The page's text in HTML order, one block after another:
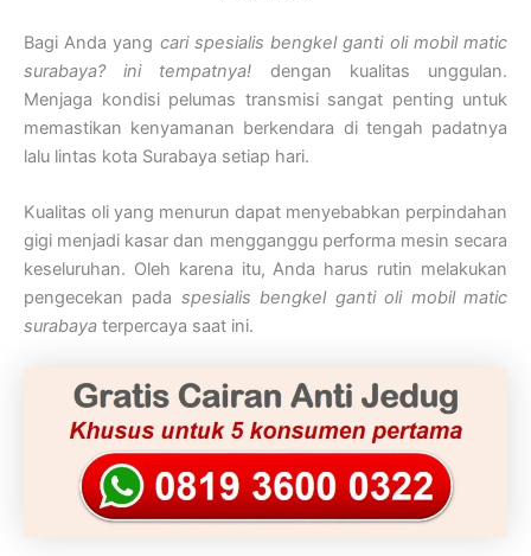
Bagi Anda yang cari spesialis bengkel ganti oli mobil matic
surabaya? ini tempatnya! dengan kualitas unggulan.
Menjaga kondisi pelumas transmisi sangat penting untuk
memastikan kenyamanan berkendara di tengah padatnya
lalu lintas kota Surabaya setiap hari.
Kualitas oli yang menurun dapat menyebabkan perpindahan
gigi menjadi kasar dan mengganggu performa mesin secara
keseluruhan. Oleh karena itu, Anda harus rutin melakukan
pengecekan pada spesialis bengkel ganti oli mobil matic
surabaya terpercaya saat ini.